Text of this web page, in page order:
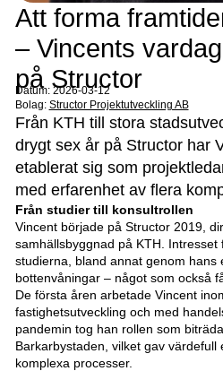
Att forma
– Vincents
på Structor
Datum: 2026-03-12
Bolag: Structor Projektutveckling AB
Från KTH till stora
drygt sex år på Structor har
etablerat sig som
med erfarenhet av flera
Från studier till konsultrollen
Vincent började på Structor 2019,
samhällsbyggnad på KTH.
studierna, bland annat genom hans
bottenvåningar – något som också
De första åren arbetade Vincent
fastighetsutveckling och med
pandemin tog han rollen som
Barkarbystaden, vilket gav värdefull
komplexa processer.